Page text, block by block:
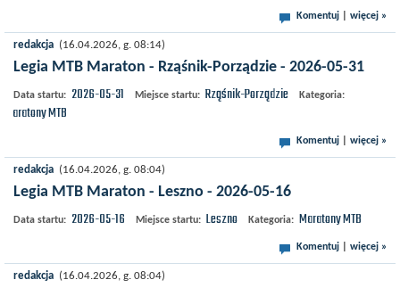
Komentuj więcej »
redakcja (16.04.2026, g. 08:14)
Legia MTB Maraton - Rząśnik-Porządzie - 2026-05-31
Data startu: 2026-05-31 Miejsce startu: Rząśnik-Porządzie Kategoria:
Maratony MTB
Komentuj więcej »
redakcja (16.04.2026, g. 08:04)
Legia MTB Maraton - Leszno - 2026-05-16
Data startu: 2026-05-16 Miejsce startu: Leszno Kategoria: Maratony MTB
Komentuj więcej »
redakcja (16.04.2026, g. 08:04)